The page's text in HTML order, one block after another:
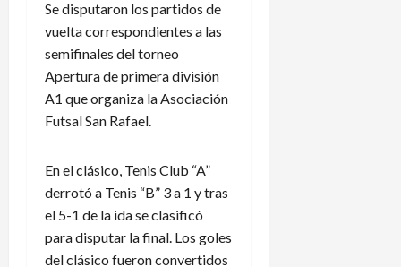
Se disputaron los partidos de
vuelta correspondientes a las
semifinales del torneo
Apertura de primera división
A1 que organiza la Asociación
Futsal San Rafael.
En el clásico, Tenis Club “A”
derrotó a Tenis “B” 3 a 1 y tras
el 5-1 de la ida se clasificó
para disputar la final. Los goles
del clásico fueron convertidos